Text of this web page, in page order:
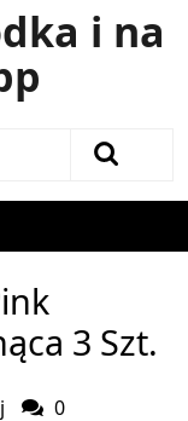
i na
3 Szt.
0